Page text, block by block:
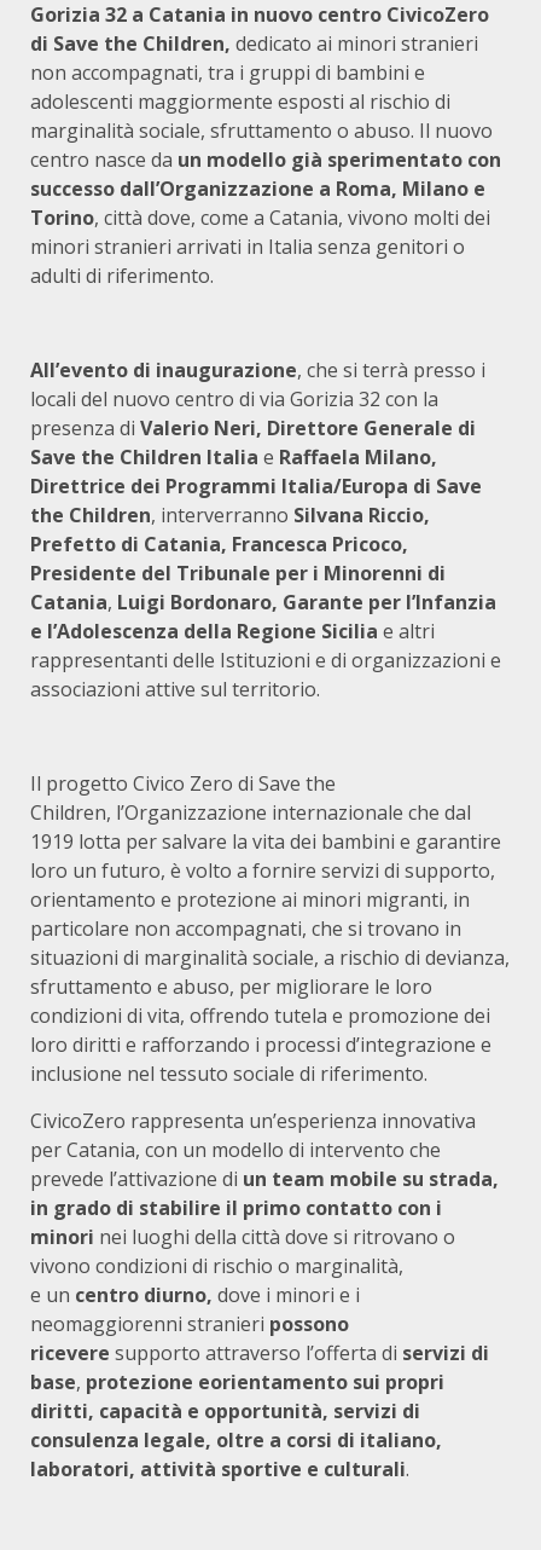
Gorizia 32 a Catania in nuovo centro CivicoZero
di Save the Children, dedicato ai minori stranieri
non accompagnati, tra i gruppi di bambini e
adolescenti maggiormente esposti al rischio di
marginalità sociale, sfruttamento o abuso. Il nuovo
centro nasce da un modello già sperimentato con
successo dall’Organizzazione a Roma, Milano e
Torino, città dove, come a Catania, vivono molti dei
minori stranieri arrivati in Italia senza genitori o
adulti di riferimento.
All’evento di inaugurazione, che si terrà presso i
locali del nuovo centro di via Gorizia 32 con la
presenza di Valerio Neri, Direttore Generale di
Save the Children Italia e Raffaela Milano,
Direttrice dei Programmi Italia/Europa di Save
the Children, interverranno Silvana Riccio,
Prefetto di Catania, Francesca Pricoco,
Presidente del Tribunale per i Minorenni di
Catania, Luigi Bordonaro, Garante per l’Infanzia
e l’Adolescenza della Regione Sicilia e altri
rappresentanti delle Istituzioni e di organizzazioni e
associazioni attive sul territorio.
Il progetto Civico Zero di Save the
Children, l’Organizzazione internazionale che dal
1919 lotta per salvare la vita dei bambini e garantire
loro un futuro, è volto a fornire servizi di supporto,
orientamento e protezione ai minori migranti, in
particolare non accompagnati, che si trovano in
situazioni di marginalità sociale, a rischio di devianza,
sfruttamento e abuso, per migliorare le loro
condizioni di vita, offrendo tutela e promozione dei
loro diritti e rafforzando i processi d’integrazione e
inclusione nel tessuto sociale di riferimento.
CivicoZero rappresenta un’esperienza innovativa
per Catania, con un modello di intervento che
prevede l’attivazione di un team mobile su strada,
in grado di stabilire il primo contatto con i
minori nei luoghi della città dove si ritrovano o
vivono condizioni di rischio o marginalità,
e un centro diurno, dove i minori e i
neomaggiorenni stranieri possono
ricevere supporto attraverso l’offerta di servizi di
base, protezione eorientamento sui propri
diritti, capacità e opportunità, servizi di
consulenza legale, oltre a corsi di italiano,
laboratori, attività sportive e culturali.